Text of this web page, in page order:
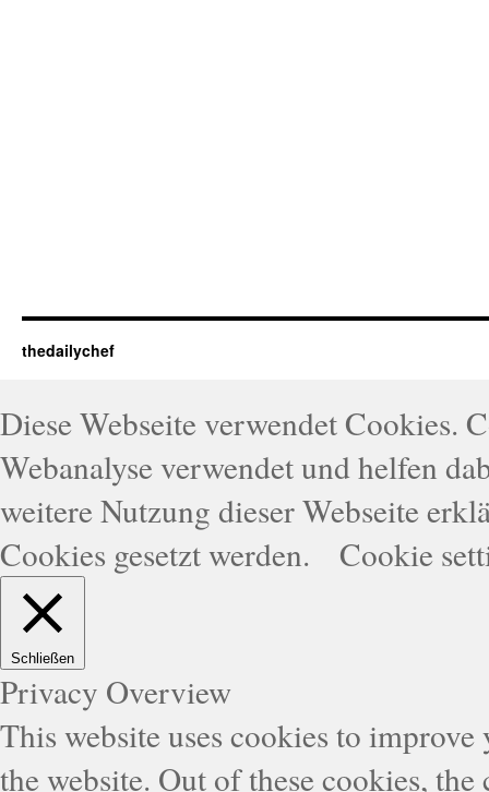
thedailychef
Diese Webseite verwendet Cookies.
Webanalyse verwendet und helfen
weitere Nutzung dieser Webseite
Cookies gesetzt werden.
Cookie
Schließen
Privacy Overview
This website uses cookies to
the website. Out of these cookies,